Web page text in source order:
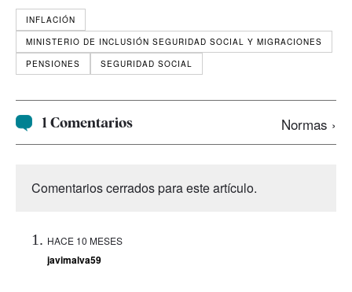
INFLACIÓN
MINISTERIO DE INCLUSIÓN SEGURIDAD SOCIAL Y MIGRACIONES
PENSIONES
SEGURIDAD SOCIAL
1 Comentarios Normas ›
Comentarios cerrados para este artículo.
HACE 10 MESES
javimalva59